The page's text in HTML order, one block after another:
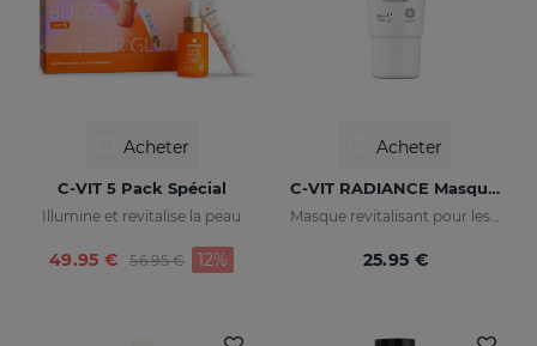
Acheter
C-VIT 5 Pack Spécial
Illumine et revitalise la peau
Price reduced from
56.95 €
to 12%
49.95 €
Acheter
C-VIT RADIANCE Masque Revitalisant
Masque revitalisant pour les peaux fatiguées, ternes ou en manque d'éclat
25.95 €